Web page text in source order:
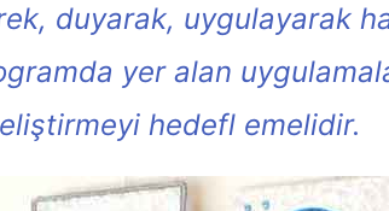
duyarak, uygulayarak
yer alan
hedefl emelidir.